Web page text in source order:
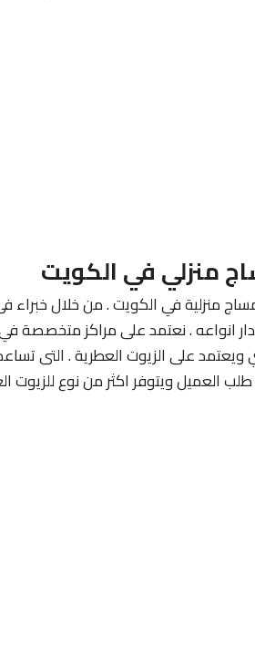
منزلي في الكويت
منزلية في الكويت . من خلال خبراء
انواعه . نعتمد على مراكز متخصصة
ويعتمد على الزيوت العطرية . التى
العميل ويتوفر اكثر من نوع للزيوت